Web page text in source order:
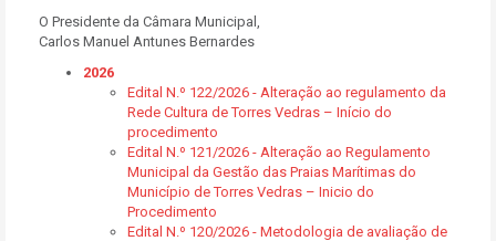
O Presidente da Câmara Municipal,
Carlos Manuel Antunes Bernardes
2026
Edital N.º 122/2026 - Alteração ao regulamento da
Rede Cultura de Torres Vedras – Início do
procedimento
Edital N.º 121/2026 - Alteração ao Regulamento
Municipal da Gestão das Praias Marítimas do
Município de Torres Vedras – Inicio do
Procedimento
Edital N.º 120/2026 - Metodologia de avaliação de